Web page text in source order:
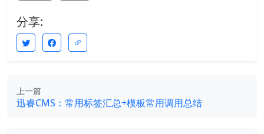
分享:
上一篇
迅睿CMS：常用标签汇总+模板常用调用总结